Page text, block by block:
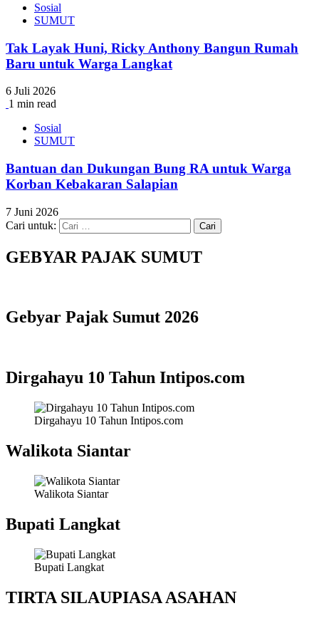
Sosial
SUMUT
Tak Layak Huni, Ricky Anthony Bangun Rumah
Baru untuk Warga Langkat
6 Juli 2026
1 min read
Sosial
SUMUT
Bantuan dan Dukungan Bung RA untuk Warga
Korban Kebakaran Salapian
7 Juni 2026
Cari untuk:
GEBYAR PAJAK SUMUT
Gebyar Pajak Sumut 2026
Dirgahayu 10 Tahun Intipos.com
Dirgahayu 10 Tahun Intipos.com
Walikota Siantar
Walikota Siantar
Bupati Langkat
Bupati Langkat
TIRTA SILAUPIASA ASAHAN